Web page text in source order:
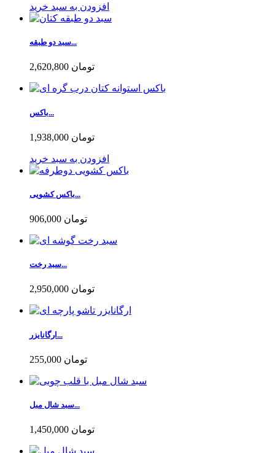
افزودن به سبد خرید
سبد دو طبقه...
2,620,800 تومان
باکس...
1,938,000 تومان
افزودن به سبد خرید
باکس کشویی...
906,000 تومان
سبد رخت...
2,950,000 تومان
ارگانایزر...
255,000 تومان
سبد شال مبل...
1,450,000 تومان